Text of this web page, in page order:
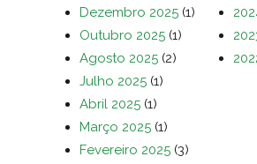
Dezembro 2025 (1)
Outubro 2025 (1)
Agosto 2025 (2)
Julho 2025 (1)
Abril 2025 (1)
Março 2025 (1)
Fevereiro 2025 (3)